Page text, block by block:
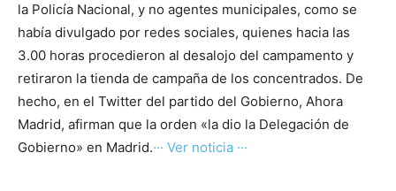
la Policía Nacional, y no agentes municipales, como se
había divulgado por redes sociales, quienes hacia las
3.00 horas procedieron al desalojo del campamento y
retiraron la tienda de campaña de los concentrados. De
hecho, en el Twitter del partido del Gobierno, Ahora
Madrid, afirman que la orden «la dio la Delegación de
Gobierno» en Madrid.··· Ver noticia ···